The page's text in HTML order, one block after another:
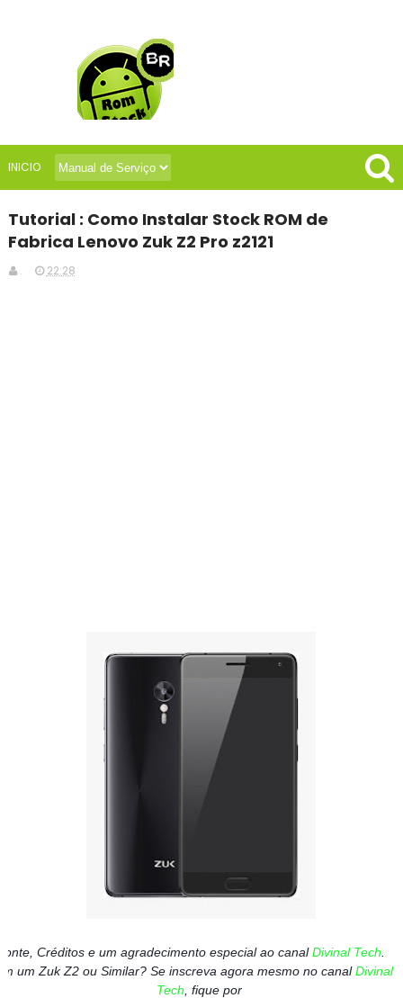
INICIO
Tutorial : Como Instalar Stock ROM de
Fabrica Lenovo Zuk Z2 Pro z2121
. 22:28
Créditos e um agradecimento especial ao canal Divinal Tech
um Zuk Z2 ou Similar? Se inscreva agora mesmo no canalDivinal
Tech , fique por